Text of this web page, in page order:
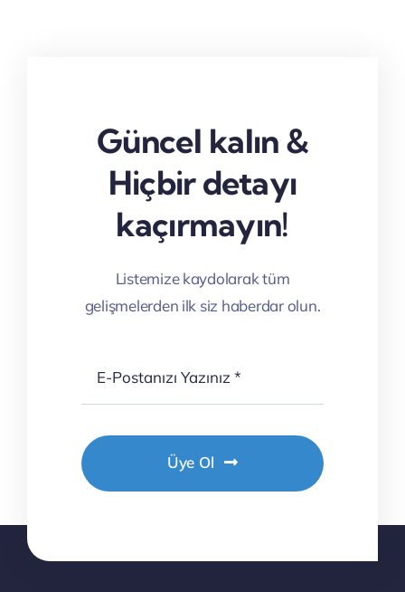
Güncel kalın &
Hiçbir detayı
kaçırmayın!
Listemize kaydolarak tüm
gelişmelerden ilk siz haberdar olun.
Üye Ol